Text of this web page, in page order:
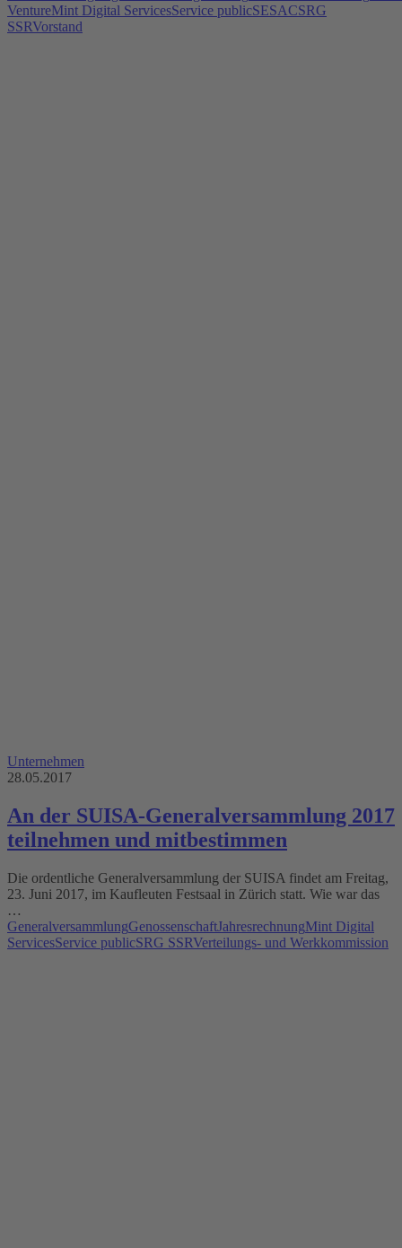
VentureMint Digital ServicesService publicSESACSRG
SSRVorstand
Unternehmen
28.05.2017
An der SUISA-Generalversammlung 2017
teilnehmen und mitbestimmen
Die ordentliche Generalversammlung der SUISA findet am Freitag,
23. Juni 2017, im Kaufleuten Festsaal in Zürich statt. Wie war das
…
GeneralversammlungGenossenschaftJahresrechnungMint Digital
ServicesService publicSRG SSRVerteilungs- und Werkkommission